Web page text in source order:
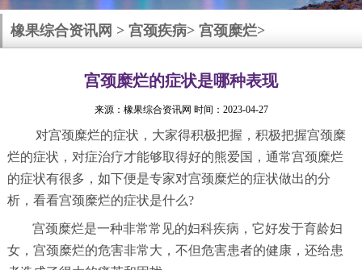
橡果综合资讯网 >宫颈疾病>宫颈糜烂>
宫颈糜烂的症状是哪种表现
来源： 橡果综合资讯网 时间：2023-04-27
对宫颈糜烂的症状，大家得积极把握，积极把握宫颈糜
烂的症状，对症治疗才能够取得好的熊爱国，通常宫颈糜烂
的症状有很多，如下便是专家对宫颈糜烂的症状做出的分
析，看看宫颈糜烂的症状是什么?
宫颈糜烂是一种非常常见的妇科疾病，它好发于育龄妇
女，宫颈糜烂的危害非常大，不但危害患者的健康，还给患